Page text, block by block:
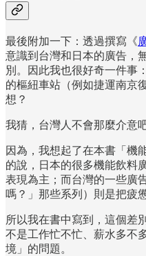
最後附加一下：透過撰寫《
意識到台灣和日本的廣告，
別。因此我也很好奇一件事
的樞紐車站（例如捷運南京
想？
我猜，台灣人不會那麼介意吧
因為，我想起了在本書「機
的說，日本的很多機能飲料
表現為主；而台灣的一些廣
嗎？」那些系列）則是把疲
所以我在書中寫到，這個差
不是工作忙不忙、薪水多不
境」的問題。